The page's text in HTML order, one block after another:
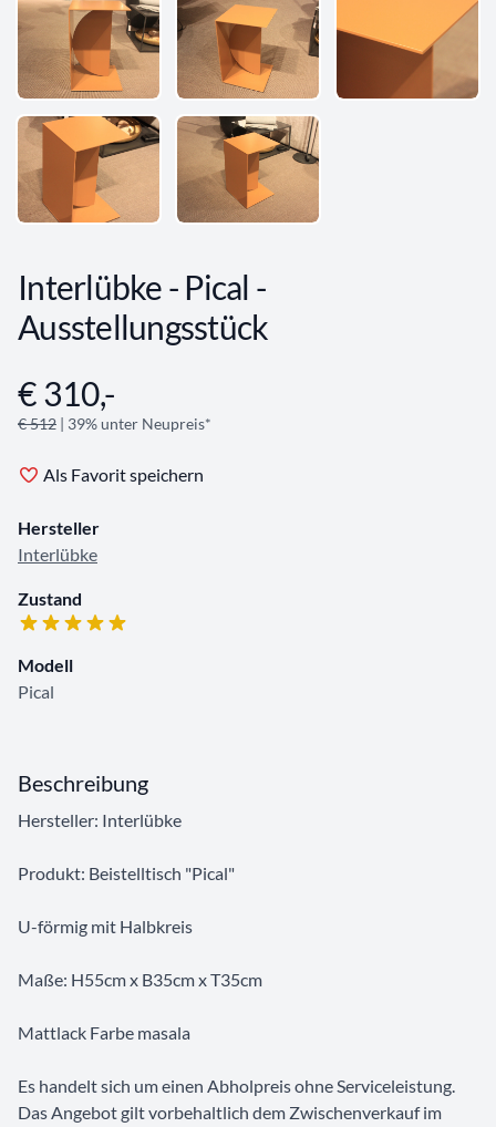
Interlübke - Pical -
Ausstellungsstück
Angebotsinformationen
€ 310,-
€ 512 | 39% unter Neupreis*
Als Favorit speichern
Hersteller
Interlübke
Zustand
Modell
Pical
Beschreibung
Hersteller: Interlübke
Produkt: Beistelltisch "Pical"
U-förmig mit Halbkreis
Maße: H55cm x B35cm x T35cm
Mattlack Farbe masala
Es handelt sich um einen Abholpreis ohne Serviceleistung.
Das Angebot gilt vorbehaltlich dem Zwischenverkauf im